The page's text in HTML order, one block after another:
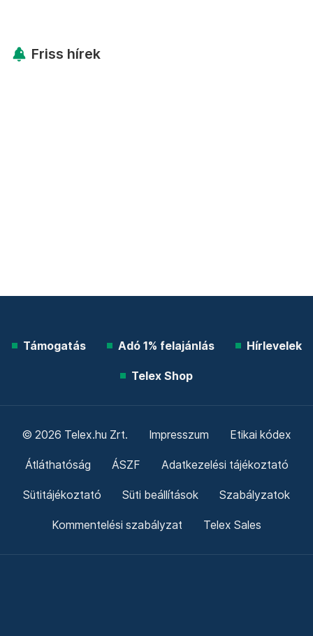
Friss hírek
Támogatás Adó 1% felajánlás Hírlevelek
Telex Shop
© 2026 Telex.hu Zrt. Impresszum Etikai kódex
Átláthatóság ÁSZF Adatkezelési tájékoztató
Sütitájékoztató Süti beállítások Szabályzatok
Kommentelési szabályzat Telex Sales